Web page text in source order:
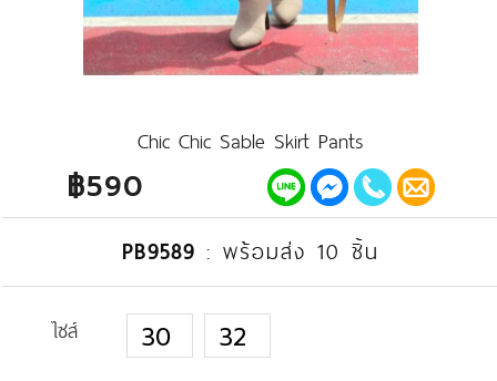
Chic Chic Sable Skirt Pants
฿590
PB9589 : พร้อมส่ง 10 ชิ้น
ไซส์ 30 32